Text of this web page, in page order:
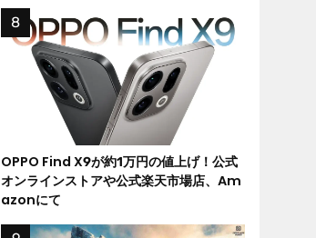
OPPO Find X9が約1万円の値上げ！公式
オンラインストアや公式楽天市場店、Am
azonにて